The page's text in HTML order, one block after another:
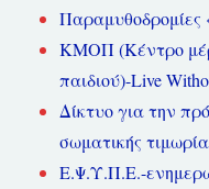
Παραμυθοδρομίες
ΚΜΟΠ (Κέντρο
παιδιού)-Live
Δίκτυο για την
σωματικής
Ε.Ψ.Υ.Π.Ε.-